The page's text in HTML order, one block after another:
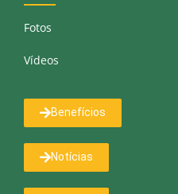
Fotos
Vídeos
Benefícios
Notícias